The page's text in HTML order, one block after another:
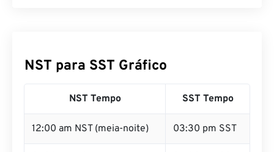
NST para SST Gráfico
NST Tempo SST Tempo
12:00 am NST (meia-noite) 03:30 pm SST